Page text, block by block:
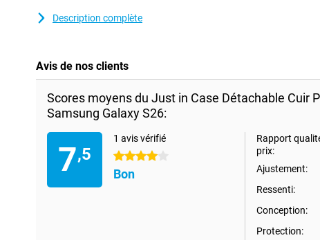
L'étui étant en plastique, il offre une protection optimale à votre
de fissures ou de rayures. Optez pour cette bibliothèque 2 en 1 et
téléphone le plus longtemps possible !
Description complète
Avis de nos clients
Scores moyens du Just in Case Détachable Cuir
Samsung Galaxy S26:
7,5
1 avis vérifié
4 étoiles
Bon
Rapport
prix:
Ajustement:
Ressenti:
Conception:
Protection: